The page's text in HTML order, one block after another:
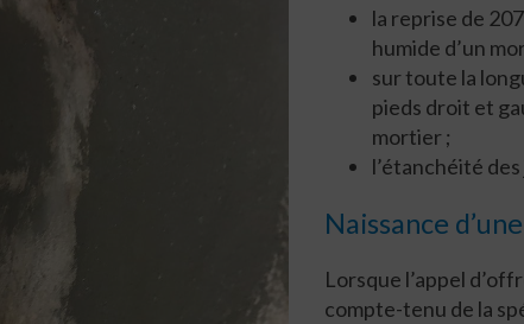
la reprise de
humide d’un
sur toute la
pieds droit et
mortier ;
l’étanchéité
Naissance
Lorsque l’appel
compte-tenu de la